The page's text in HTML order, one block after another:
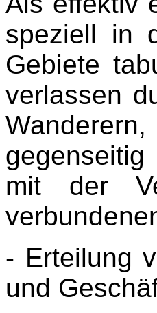
speziell in
Gebiete
verlassen
mit der
- Erteilung
und